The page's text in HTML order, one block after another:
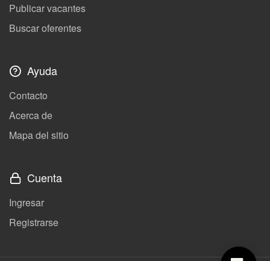
Publicar vacantes
Buscar oferentes
Ayuda
Contacto
Acerca de
Mapa del sitio
Cuenta
Ingresar
Registrarse